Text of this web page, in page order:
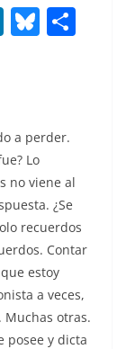
Li
n
dI
n
Bl
u
y
a perder.
Lo
no viene al
¿Se
recuerdos
Contar
estoy
a veces,
otras.
posee y dicta